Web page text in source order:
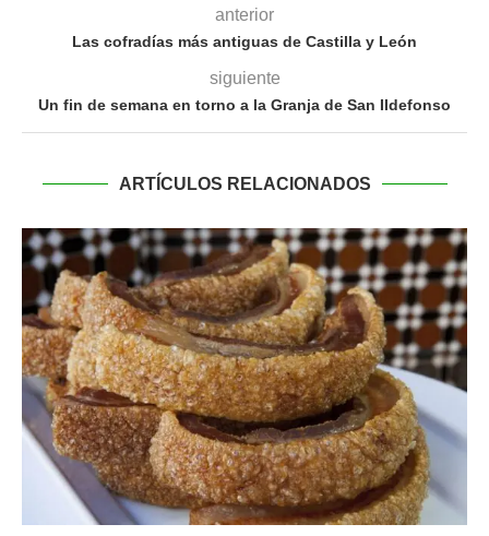
anterior
Las cofradías más antiguas de Castilla y León
siguiente
Un fin de semana en torno a la Granja de San Ildefonso
ARTÍCULOS RELACIONADOS